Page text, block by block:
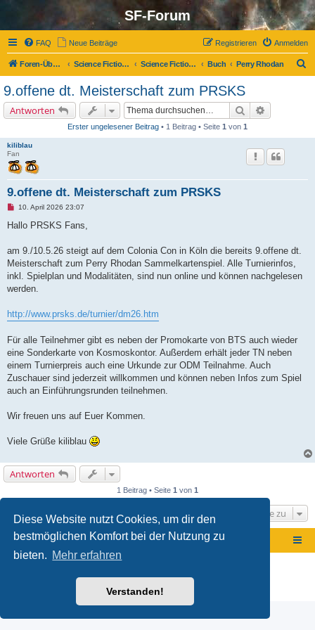
Diese Website nutzt Cookies, um dir den
bestmöglichen Komfort bei der Nutzung zu
bieten. Mehr erfahren
Verstanden!
SF-Forum
FAQ Neue Beiträge Anmelden
Registrieren
Foren-Übersicht Science Fiction-Forum Science Fiction, Fantasy und Co. Buch Perry Rhodan
9.offene dt. Meisterschaft zum PRSKS
Antworten Suche
Erster ungelesener Beitrag • 1 Beitrag • Seite 1 von 1
kiliblau
Fan
9.offene dt. Meisterschaft zum PRSKS
U
g
e
e
n
r
i
a
g
10. April 2026 23:07
Hallo PRSKS Fans,
am 9./10.5.26 steigt auf dem Colonia Con in Köln die bereits 9.offene dt.
Meisterschaft zum Perry Rhodan Sammelkartenspiel. Alle Turnierinfos,
inkl. Spielplan und Modalitäten, sind nun online und können nachgelesen
werden.
http://www.prsks.de/turnier/dm26.htm
Für alle Teilnehmer gibt es neben der Promokarte von BTS auch wieder
eine Sonderkarte von Kosmoskontor. Außerdem erhält jeder TN neben
einem Turnierpreis auch eine Urkunde zur ODM Teilnahme. Auch
Zuschauer sind jederzeit willkommen und können neben Infos zum Spiel
auch an Einführungsrunden teilnehmen.
Wir freuen uns auf Euer Kommen.
Viele Grüße kiliblau
Antworten
1 Beitrag • Seite 1 von 1
Gehe zu
Foren-Übersicht
Powered byphpBB
Datenschutz|Nutzungsbedingungen